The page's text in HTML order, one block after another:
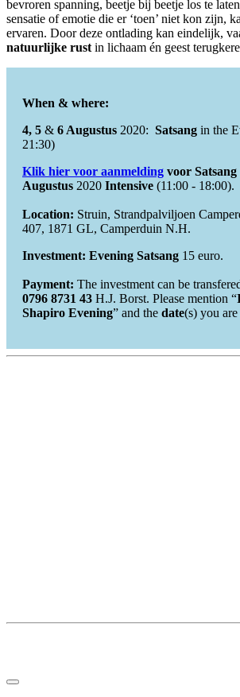
bevroren spanning, beetje bij beetje los te
sensatie of emotie die er ‘toen’ niet kon zijn,
ervaren. Door deze ontlading kan eindelijk,
natuurlijke rust in lichaam én geest
When & where:
4, 5 & 6 Augustus 2020: Satsang in the
21:30)
Klik hier voor aanmelding voor
Augustus 2020 Intensive (11:00 - 18:00).
Location: Struin, Strandpalviljoen
407, 1871 GL, Camperduin N.H.
Investment: Evening Satsang 15 euro.
Payment: The investment can be
0796 8731 43 H.J. Borst. Please mention “
Shapiro Evening” and the date(s) you